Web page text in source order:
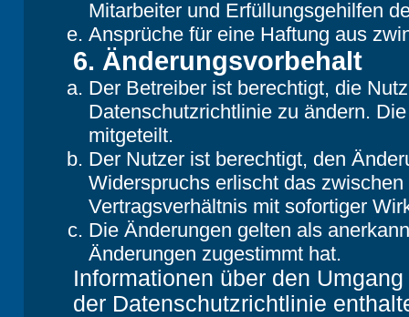
Mitarbeiter und Erfüllungsgehilfen
Ansprüche für eine Haftung aus
6. Änderungsvorbehalt
Der Betreiber ist berechtigt, die
Datenschutzrichtlinie zu ändern.
mitgeteilt.
Der Nutzer ist berechtigt, den
Widerspruchs erlischt das
Vertragsverhältnis mit sofortiger
Die Änderungen gelten als
Änderungen zugestimmt hat.
Informationen über den
der Datenschutzrichtlinie